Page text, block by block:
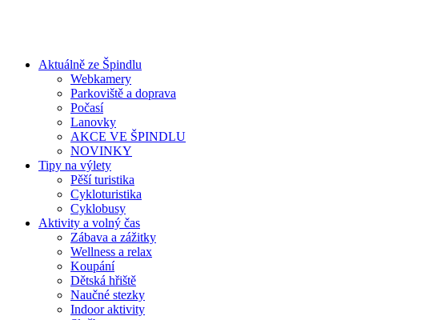
Aktuálně ze Špindlu
Webkamery
Parkoviště a doprava
Počasí
Lanovky
AKCE VE ŠPINDLU
NOVINKY
Tipy na výlety
Pěší turistika
Cykloturistika
Cyklobusy
Aktivity a volný čas
Zábava a zážitky
Wellness a relax
Koupání
Dětská hřiště
Naučné stezky
Indoor aktivity